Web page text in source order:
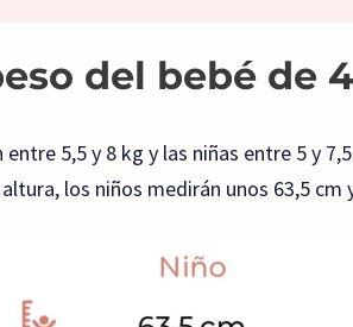
del bebé de
5,5 y 8 kg y las niñas entre 5 y
los niños medirán unos 63,5 cm